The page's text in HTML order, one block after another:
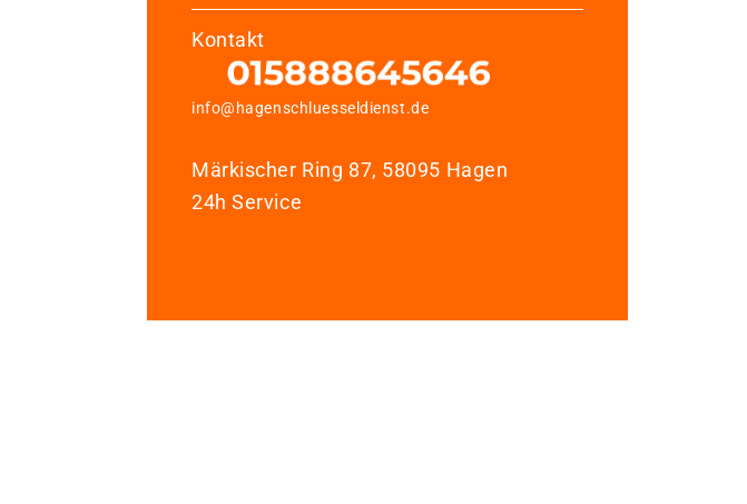
Kontakt
info@hagenschluesseldienst.de
Märkischer Ring 87, 58095 Hagen
24h Service